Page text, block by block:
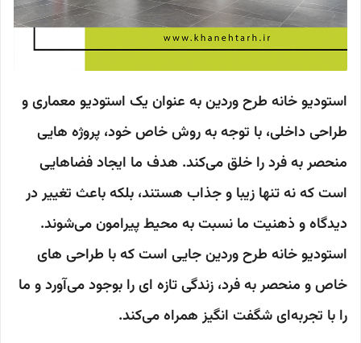
استودیو خانه طرح وردین به عنوان یک استودیو معماری و
طراحی داخلی، با توجه به روش خاص خود، پروژه هایی
منحصر به فرد را خلق می‌کند. هدف ما ایجاد فضاهایی
است که نه تنها زیبا و جذاب هستند، بلکه باعث تغییر در
دیدگاه و ذهنیت ما نسبت به محیط پیرامون می‌شوند.
استودیو خانه طرح وردین جایی است که با طراحی های
خاص و منحصر به فرد، زندگی تازه ای را بوجود می‌آورد و ما
را با تجربه‌ای شگفت انگیز همراه می‌کند.